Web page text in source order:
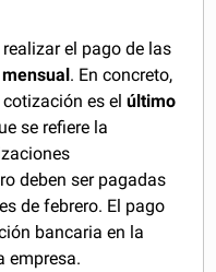
el pago de las
. En concreto,
cotización es elúltimo
se refiere la
deben ser pagadas
de febrero. El pago
bancaria en la
empresa.